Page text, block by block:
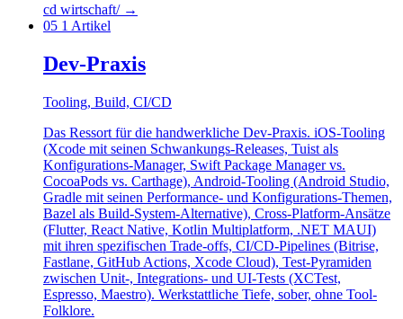
cd wirtschaft/ →
05 1 Artikel
Dev-Praxis
Tooling, Build, CI/CD
Das Ressort für die handwerkliche Dev-Praxis. iOS-Tooling
(Xcode mit seinen Schwankungs-Releases, Tuist als
Konfigurations-Manager, Swift Package Manager vs.
CocoaPods vs. Carthage), Android-Tooling (Android Studio,
Gradle mit seinen Performance- und Konfigurations-Themen,
Bazel als Build-System-Alternative), Cross-Platform-Ansätze
(Flutter, React Native, Kotlin Multiplatform, .NET MAUI)
mit ihren spezifischen Trade-offs, CI/CD-Pipelines (Bitrise,
Fastlane, GitHub Actions, Xcode Cloud), Test-Pyramiden
zwischen Unit-, Integrations- und UI-Tests (XCTest,
Espresso, Maestro). Werkstattliche Tiefe, sober, ohne Tool-
Folklore.